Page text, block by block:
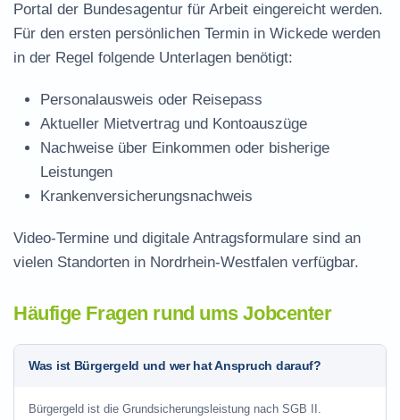
Portal der Bundesagentur für Arbeit eingereicht werden.
Für den ersten persönlichen Termin in Wickede werden
in der Regel folgende Unterlagen benötigt:
Personalausweis oder Reisepass
Aktueller Mietvertrag und Kontoauszüge
Nachweise über Einkommen oder bisherige
Leistungen
Krankenversicherungsnachweis
Video-Termine und digitale Antragsformulare sind an
vielen Standorten in Nordrhein-Westfalen verfügbar.
Häufige Fragen rund ums Jobcenter
Was ist Bürgergeld und wer hat Anspruch darauf?
Bürgergeld ist die Grundsicherungsleistung nach SGB II.